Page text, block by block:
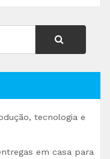
tecnologia e
em casa para